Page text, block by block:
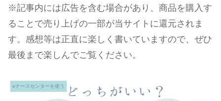
※記事内には広告を含む場合があり、商品を購入す
ることで売り上げの一部が当サイトに還元されま
す。感想等は正直に楽しく書いていますので、ぜひ
最後まで楽しんでご覧ください。
eナースセンターを使う